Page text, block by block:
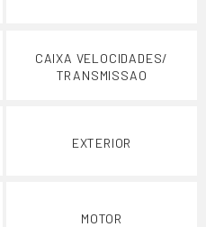
CAIXA VELOCIDADES/
TRANSMISSAO
EXTERIOR
MOTOR